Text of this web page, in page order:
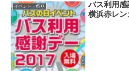
イベント・祭り
バス利用感
横浜赤レ